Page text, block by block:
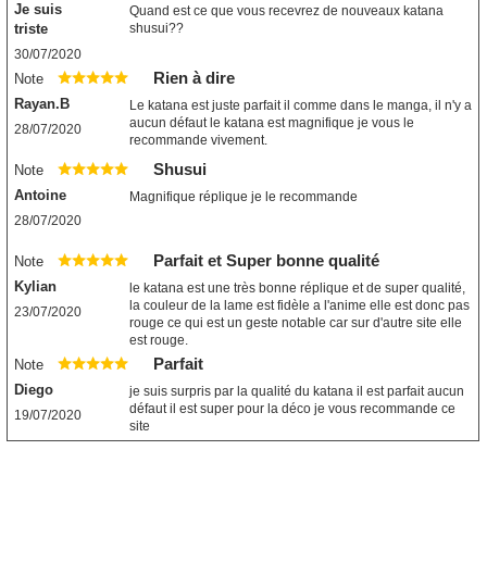
Je suis
triste
30/07/2020
Quand est ce que vous recevrez de nouveaux katana
shusui??
Note Rien à dire
Rayan.B
28/07/2020
Le katana est juste parfait il comme dans le manga, il n'y a
aucun défaut le katana est magnifique je vous le
recommande vivement.
Note Shusui
Antoine
28/07/2020
Magnifique réplique je le recommande
Note Parfait et Super bonne qualité
Kylian
23/07/2020
le katana est une très bonne réplique et de super qualité,
la couleur de la lame est fidèle a l'anime elle est donc pas
rouge ce qui est un geste notable car sur d'autre site elle
est rouge.
Note Parfait
Diego
19/07/2020
je suis surpris par la qualité du katana il est parfait aucun
défaut il est super pour la déco je vous recommande ce
site